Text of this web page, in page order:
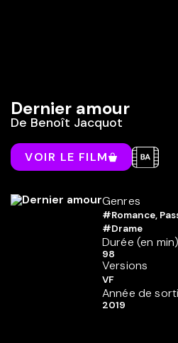
Dernier amour
De Benoît Jacquot
VOIR LE FILM
Genres
#Romance,
#Drame
Durée (en min)
98
Versions
VF
Année de
2019